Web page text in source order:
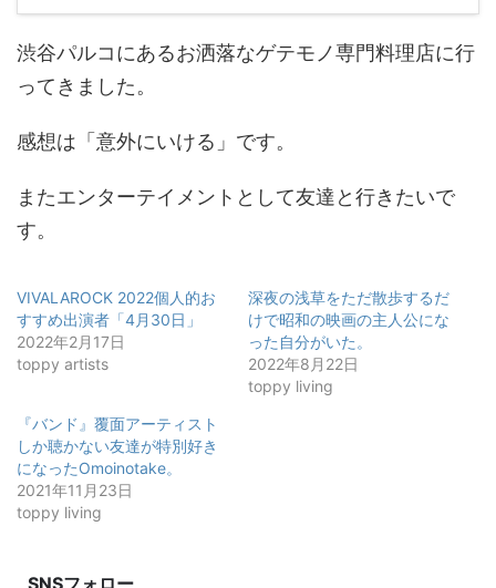
渋谷パルコにあるお洒落なゲテモノ専門料理店に行
ってきました。
感想は「意外にいける」です。
またエンターテイメントとして友達と行きたいで
す。
VIVALAROCK 2022個人的お
すすめ出演者「4月30日」
2022年2月17日
toppy artists
深夜の浅草をただ散歩するだ
けで昭和の映画の主人公にな
った自分がいた。
2022年8月22日
toppy living
『バンド』覆面アーティスト
しか聴かない友達が特別好き
になったOmoinotake。
2021年11月23日
toppy living